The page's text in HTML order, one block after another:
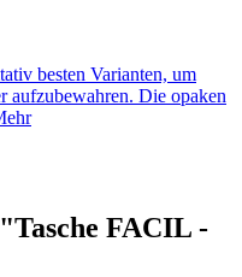
besten Varianten, um
aufzubewahren. Die opaken
FACIL -